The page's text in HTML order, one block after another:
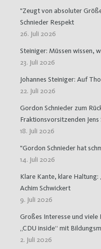
"Zeugt von absoluter
Schnieder Respekt
26. Juli 2026
Steiniger: Müssen wissen,
23. Juli 2026
Johannes Steiniger: Auf
22. Juli 2026
Gordon Schnieder zum
Fraktionsvorsitzenden Jens
18. Juli 2026
"Gordon Schnieder hat
14. Juli 2026
Klare Kante, klare Haltung:
Achim Schwickert
9. Juli 2026
Großes Interesse und
„CDU inside“ mit
2. Juli 2026